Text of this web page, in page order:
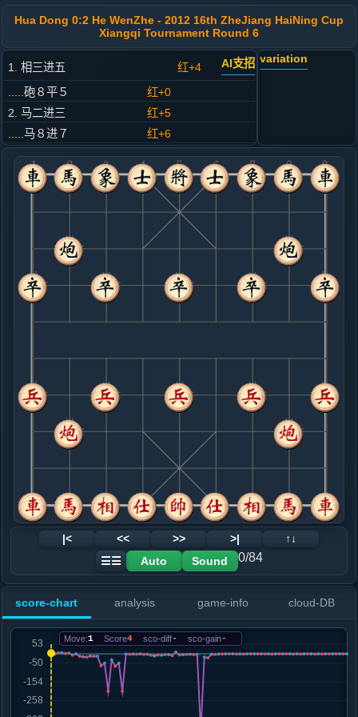
Hua Dong 0:2 He WenZhe - 2012 16th ZheJiang HaiNing Cup
Xiangqi Tournament Round 6
1. 相三进五 红+4 AI支招
.....砲８平５
红+0
2. 马二进三
红+5
.....马８进７
红+6
3. 车一平二
红+2
.....车９平８
红+4
4. 兵七进一
黑+7
.....砲２平３
红+0
5. 炮二进四
黑+13
.....马２进１
6. 马八进七
黑+18
.....卒７进１
黑+12
车１平２
7. 马七进六
黑+13
车九平八
8. 车九平八
黑+65
炮八平九
.....车２进５
黑+51
9. 炮二退二
黑+205
马六退七
.....车２退２
10. 炮二进二
黑+68
炮八进二
.....车２进２
黑+51
黑+205
马六退七
.....车２退１
黑+1
卒３进１
12. 兵七进一
黑+2
黑+1
13. 炮八平七
黑+2
车八进四
.....马７进６
黑+2
15. 炮二平七
黑+7
马六进四
.....车８进６
马６进４
16. 炮七进四
variation
|< << >> >|
↑↓
☰☰
Auto Sound 0/84
score-chart analysis game-info cloud-DB
Move:1 Score4 sco-diff- sco-gain-